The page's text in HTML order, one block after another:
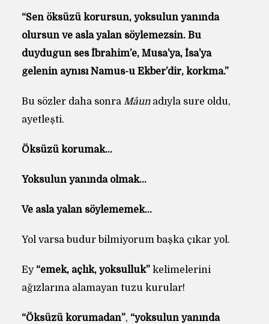
“Sen öksüzü korursun, yoksulun yanında
olursun ve asla yalan söylemezsin. Bu
duyduğun ses İbrahim’e, Musa’ya, İsa’ya
gelenin aynısı Namus-u Ekber’dir, korkma.”
Bu sözler daha sonra Mâun adıyla sure oldu,
ayetleşti.
Öksüzü korumak…
Yoksulun yanında olmak…
Ve asla yalan söylememek…
Yol varsa budur bilmiyorum başka çıkar yol.
Ey“emek, açlık, yoksulluk”kelimelerini
ağızlarına alamayan tuzu kurular!
“Öksüzü korumadan”, “yoksulun yanında